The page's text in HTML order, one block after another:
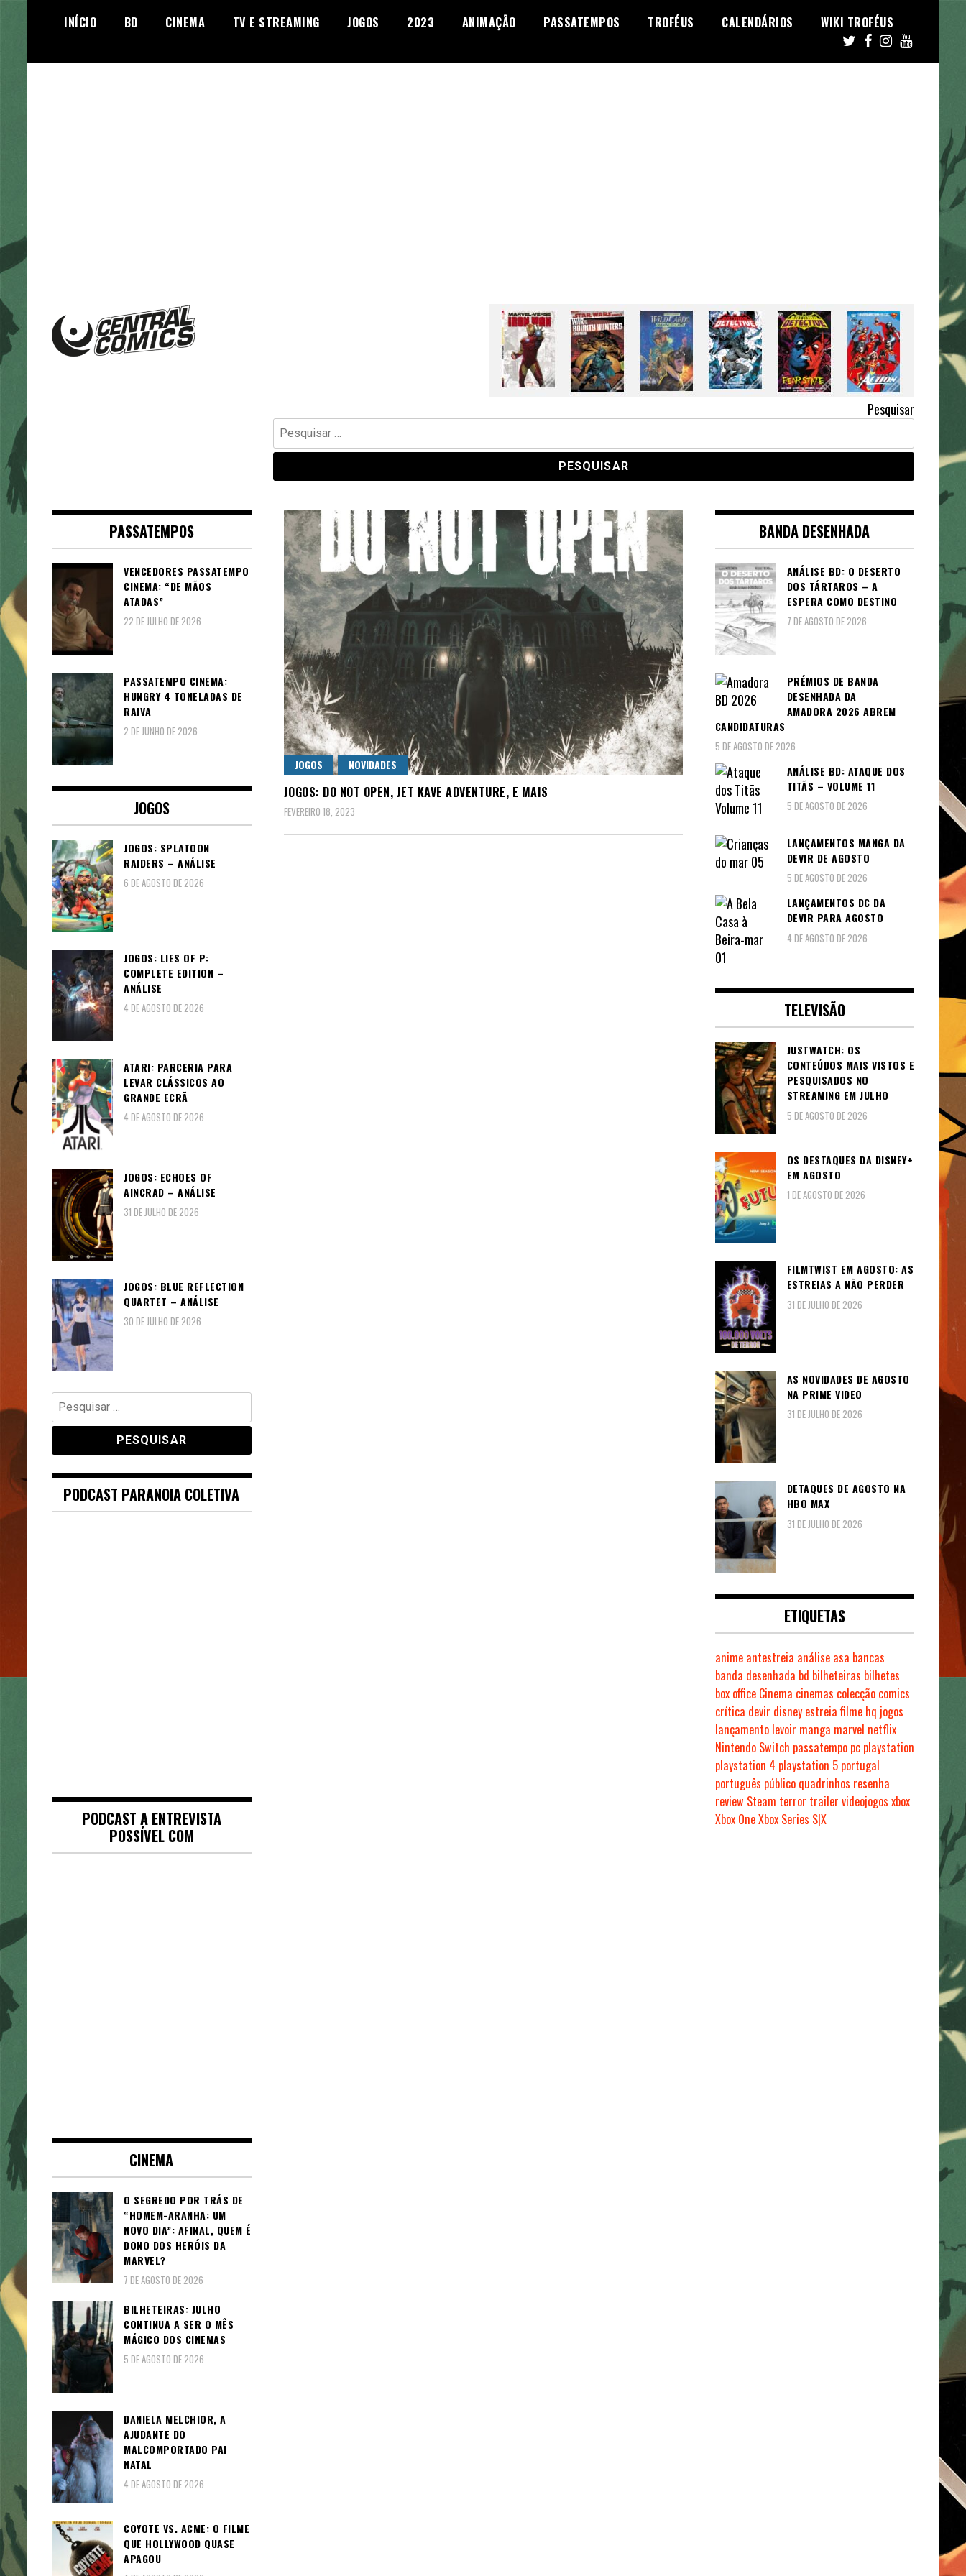
INÍCIO BD CINEMA TV E STREAMING JOGOS 2023 ANIMAÇÃO PASSATEMPOS TROFÉUS CALENDÁRIOS WIKI TROFÉUS
Pesquisar
Pesquisar
por:
JOGOS NOVIDADES
JOGOS: DO NOT OPEN, JET KAVE ADVENTURE, E MAIS
FEVEREIRO 18, 2023
PASSATEMPOS
VENCEDORES PASSATEMPO
CINEMA: “DE MÃOS
ATADAS”
22 DE JULHO DE 2026
PASSATEMPO CINEMA:
HUNGRY 4 TONELADAS DE
RAIVA
2 DE JUNHO DE 2026
JOGOS
JOGOS: SPLATOON
RAIDERS – ANÁLISE
6 DE AGOSTO DE 2026
JOGOS: LIES OF P:
COMPLETE EDITION –
ANÁLISE
4 DE AGOSTO DE 2026
ATARI: PARCERIA PARA
LEVAR CLÁSSICOS AO
GRANDE ECRÃ
4 DE AGOSTO DE 2026
JOGOS: ECHOES OF
AINCRAD – ANÁLISE
31 DE JULHO DE 2026
JOGOS: BLUE REFLECTION
QUARTET – ANÁLISE
30 DE JULHO DE 2026
Pesquisar
por:
PODCAST PARANOIA COLETIVA
PODCAST A ENTREVISTA
POSSÍVEL COM
CINEMA
O SEGREDO POR TRÁS DE
“HOMEM-ARANHA: UM
NOVO DIA”: AFINAL, QUEM É
DONO DOS HERÓIS DA
MARVEL?
7 DE AGOSTO DE 2026
BILHETEIRAS: JULHO
CONTINUA A SER O MÊS
MÁGICO DOS CINEMAS
5 DE AGOSTO DE 2026
DANIELA MELCHIOR, A
AJUDANTE DO
MALCOMPORTADO PAI
NATAL
4 DE AGOSTO DE 2026
COYOTE VS. ACME: O FILME
QUE HOLLYWOOD QUASE
APAGOU
BANDA DESENHADA
ANÁLISE BD: O DESERTO
DOS TÁRTAROS – A
ESPERA COMO DESTINO
7 DE AGOSTO DE 2026
PRÉMIOS DE BANDA
DESENHADA DA
AMADORA 2026 ABREM
CANDIDATURAS
5 DE AGOSTO DE 2026
ANÁLISE BD: ATAQUE DOS
TITÃS – VOLUME 11
5 DE AGOSTO DE 2026
LANÇAMENTOS MANGA DA
DEVIR DE AGOSTO
5 DE AGOSTO DE 2026
LANÇAMENTOS DC DA
DEVIR PARA AGOSTO
4 DE AGOSTO DE 2026
TELEVISÃO
JUSTWATCH: OS
CONTEÚDOS MAIS VISTOS E
PESQUISADOS NO
STREAMING EM JULHO
5 DE AGOSTO DE 2026
OS DESTAQUES DA DISNEY+
EM AGOSTO
1 DE AGOSTO DE 2026
FILMTWIST EM AGOSTO: AS
ESTREIAS A NÃO PERDER
31 DE JULHO DE 2026
AS NOVIDADES DE AGOSTO
NA PRIME VIDEO
31 DE JULHO DE 2026
DETAQUES DE AGOSTO NA
HBO MAX
31 DE JULHO DE 2026
ETIQUETAS
anime antestreia análise asa bancas
banda desenhada bd bilheteiras bilhetes
box office Cinema cinemas colecção comics
crítica devir disney estreiafilme hq jogos
lançamento levoir manga marvel netflix
Nintendo Switch passatempo pc playstation
playstation 4 playstation 5 portugal
português público quadrinhos resenha
review Steam terror trailer videojogos xbox
Xbox OneXbox Series S|X